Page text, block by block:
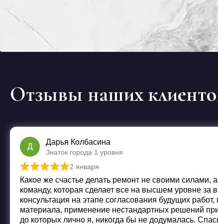
Отзывы наших
Д
Дарья Колбасина
Знаток города 1 уровня
Оценка из 5
2 января
Какое же счастье делать ремонт не своими силами,
команду, которая сделает все на высшем уровне за
консультация на этапе согласования будущих работ,
материала, применение нестандартных решений
до которых лично я, никогда бы не додумалась.